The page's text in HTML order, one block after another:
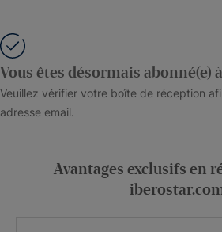
Vous êtes désormais abonné(e)
Veuillez vérifier votre boîte de réception
adresse email.
Avantages exclusifs en